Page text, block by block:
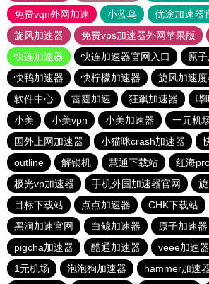
免费vqn外网加速
小蓝鸟 优途加速器
旋风加速器
免费vps加速器外网苹果版
快连加速器
快连加速器官网入口
原
快鸭加速器
快柠檬加速器 旋风加速度
软件中心
雷霆加速 狂飙加速器 哔
小美
小美vpn 小美加速器 一元机
国外上网加速器
小猫咪crash加速器
outline
解锁机 慧通下载站 红海
极光vp加速器
手机外国加速器官网
目标下载站
点点加速器 CHK下载站
黑洞加速官网
白鲸加速器 原子加速器
pigcha加速器
酷通加速器 veee加速器
1元机场
泡泡狗加速器 hammer加速